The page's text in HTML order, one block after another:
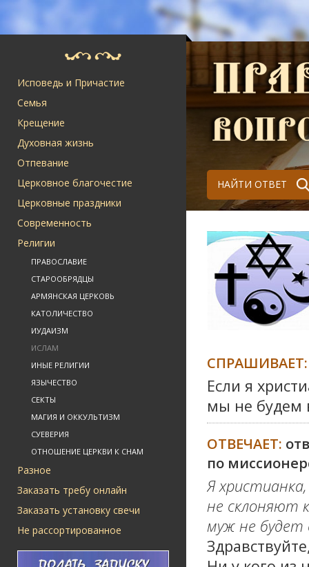
Исповедь и Причастие
Семья
Крещение
Духовная жизнь
Отпевание
Церковное благочестие
Церковные праздники
Современность
Религии
ПРАВОСЛАВИЕ
СТАРООБРЯДЦЫ
АРМЯНСКАЯ ЦЕРКОВЬ
КАТОЛИЧЕСТВО
ИУДАИЗМ
ИСЛАМ
ИНЫЕ РЕЛИГИИ
ЯЗЫЧЕСТВО
СЕКТЫ
МАГИЯ И ОККУЛЬТИЗМ
СУЕВЕРИЯ
ОТНОШЕНИЕ ЦЕРКВИ К СНАМ
Разное
Заказать требу онлайн
Заказать установку свечи
Не рассортированное
НАЙТИ ОТВЕТ
СПРАШИВАЕТ:
Если я
мы не будем
ОТВЕЧАЕТ:
по
Я
не склоняют
муж не будет